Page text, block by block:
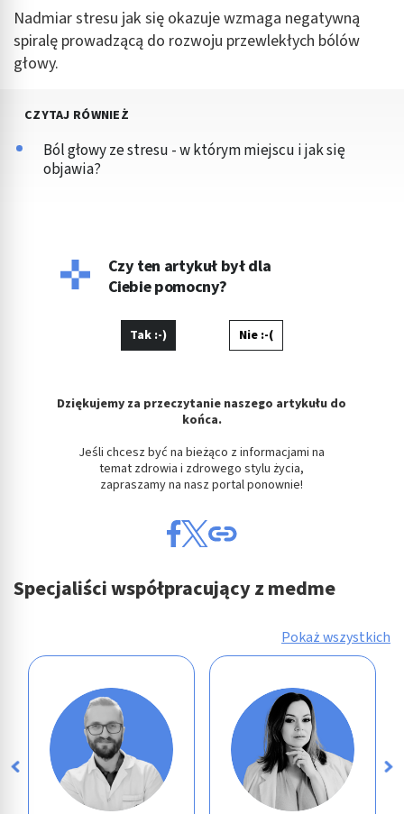
Nadmiar stresu jak się okazuje wzmaga negatywną
spiralę prowadzącą do rozwoju przewlekłych bólów
głowy.
CZYTAJ RÓWNIEŻ
Ból głowy ze stresu - w którym miejscu i jak się
objawia?
Czy ten artykuł był dla
Ciebie pomocny?
Tak :-) Nie :-(
Dziękujemy za przeczytanie naszego artykułu do
końca.
Jeśli chcesz być na bieżąco z informacjami na
temat zdrowia i zdrowego stylu życia,
zapraszamy na nasz portal ponownie!
Specjaliści współpracujący z medme
Pokaż wszystkich